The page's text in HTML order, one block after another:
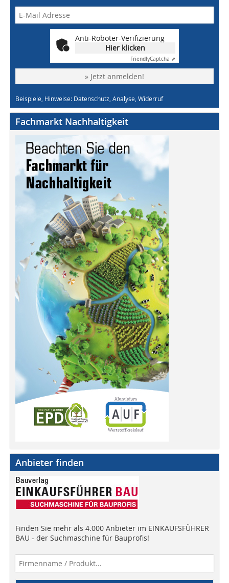
Anti-Roboter-Verifizierung
Hier klicken
FriendlyCaptcha ⇗
» Jetzt anmelden!
Beispiele, Hinweise: Datenschutz, Analyse, Widerruf
Fachmarkt Nachhaltigkeit
Anbieter finden
Finden Sie mehr als 4.000 Anbieter im EINKAUFSFÜHRER
BAU - der Suchmaschine für Bauprofis!